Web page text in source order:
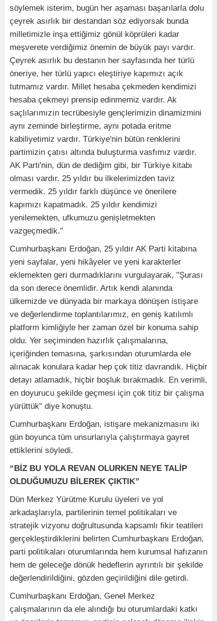
söylemek isterim, bugün her aşaması başarılarla dolu
çeyrek asırlık bir destandan söz ediyorsak bunda
milletimizle inşa ettiğimiz gönül köprüleri kadar
meşverete verdiğimiz önemin de büyük payı vardır.
Çeyrek asırlık bu destanın her sayfasında her türlü
öneriye, her türlü yapıcı eleştiriye kapımızı açık
tutmamız vardır. Millet hesaba çekmeden kendimizi
hesaba çekmeyi prensip edinmemiz vardır. Ak
saçlılarımızın tecrübesiyle gençlerimizin dinamizmini
aynı zeminde birleştirme, aynı potada eritme
kabiliyetimiz vardır. Türkiye'nin bütün renklerini
partimizin çatısı altında buluşturma vasfımız vardır.
AK Parti'nin, dün de dediğim gibi, bir Türkiye kitabı
olması vardır. 25 yıldır bu ilkelerimizden taviz
vermedik. 25 yıldır farklı düşünce ve önerilere
kapımızı kapatmadık. 25 yıldır kendimizi
yenilemekten, ufkumuzu genişletmekten
vazgeçmedik."
Cumhurbaşkanı Erdoğan, 25 yıldır AK Parti kitabına
yeni sayfalar, yeni hikâyeler ve yeni karakterler
eklemekten geri durmadıklarını vurgulayarak, "Şurası
da son derece önemlidir. Artık kendi alanında
ülkemizde ve dünyada bir markaya dönüşen istişare
ve değerlendirme toplantılarımız, en geniş katılımlı
platform kimliğiyle her zaman özel bir konuma sahip
oldu. Yer seçiminden hazırlık çalışmalarına,
içeriğinden temasına, şarkısından oturumlarda ele
alınacak konulara kadar hep çok titiz davrandık. Hiçbir
detayı atlamadık, hiçbir boşluk bırakmadık. En verimli,
en doyurucu şekilde geçmesi için çok titiz bir çalışma
yürüttük" diye konuştu.
Cumhurbaşkanı Erdoğan, istişare mekanizmasını iki
gün boyunca tüm unsurlarıyla çalıştırmaya gayret
ettiklerini söyledi.
“BİZ BU YOLA REVAN OLURKEN NEYE TALİP
OLDUĞUMUZU BİLEREK ÇIKTIK”
Dün Merkez Yürütme Kurulu üyeleri ve yol
arkadaşlarıyla, partilerinin temel politikaları ve
stratejik vizyonu doğrultusunda kapsamlı fikir teatileri
gerçekleştirdiklerini belirten Cumhurbaşkanı Erdoğan,
parti politikaları oturumlarında hem kurumsal hafızanın
hem de geleceğe dönük hedeflerin ayrıntılı bir şekilde
değerlendirildiğini, gözden geçirildiğini dile getirdi.
Cumhurbaşkanı Erdoğan, Genel Merkez
çalışmalarının da ele alındığı bu oturumlardaki katkı